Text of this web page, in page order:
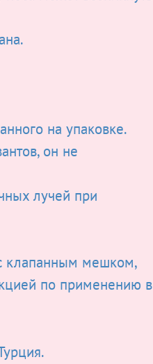
на упаковке.
он не
лучей при
клапанным мешком,
по применению в